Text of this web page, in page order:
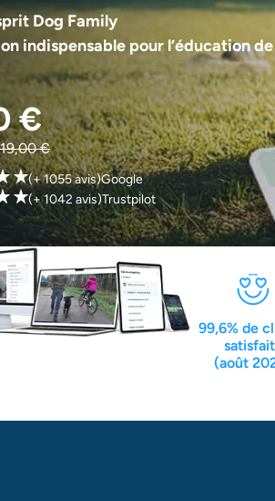
Dog Family
indispensable pour l’éducation
€
€
(+ 1055 avis)Google
(+ 1042 avis)Trustpilot
99,6% de
(août